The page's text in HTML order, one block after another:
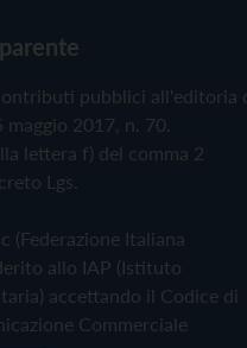
pubblici all'editoria
2017, n. 70.
lettera f) del comma 2
Lgs.
(Federazione Italiana
allo IAP (Istituto
accettando il Codice di
Commerciale